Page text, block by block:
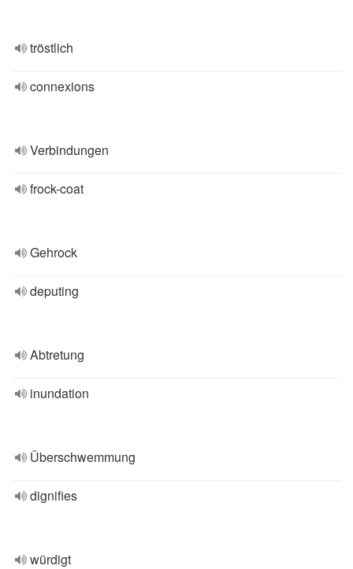
tröstlich
connexions
Verbindungen
frock-coat
Gehrock
deputing
Abtretung
inundation
Überschwemmung
dignifies
würdigt